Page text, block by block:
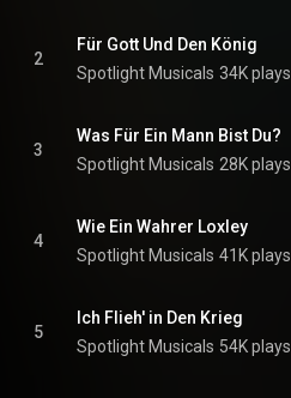
2
Für Gott Und Den König
Spotlight Musicals 34K plays
3
Was Für Ein Mann Bist Du?
Spotlight Musicals 28K plays
4
Wie Ein Wahrer Loxley
Spotlight Musicals 41K plays
5
Ich Flieh' in Den Krieg
Spotlight Musicals 54K plays